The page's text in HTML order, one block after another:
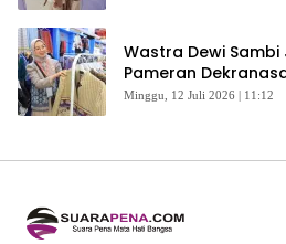
Wastra Dewi
Pameran
Pengunjung
Minggu, 12 Juli 2026 | 11:12